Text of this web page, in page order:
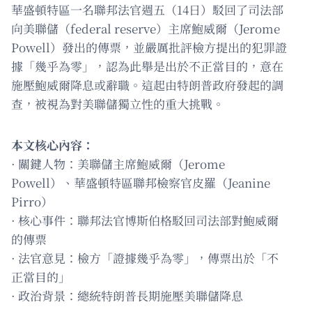
華盛頓特區一名聯邦法官週五（14日）駁回了司法部
向美聯儲（federal reserve）主席鮑威爾（Jerome
Powell）發出的傳票，並嚴厲批評檢方提出的犯罪證
據「幾乎為零」，認為此舉是出於不正當目的，意在
施壓鮑威爾降息或辭職。這起由特朗普政府發起的調
查，被視為對美聯儲獨立性的重大挑戰。
本文核心內容：
· 關鍵人物：美聯儲主席鮑威爾（Jerome
Powell）、華盛頓特區聯邦檢察官皮羅（Jeanine
Pirro）
· 核心事件：聯邦法官博斯伯格駁回司法部對鮑威爾
的傳票
· 法官意見：檢方「證據幾乎為零」，傳票出於「不
正當目的」
· 政治背景：總統特朗普長期施壓美聯儲降息